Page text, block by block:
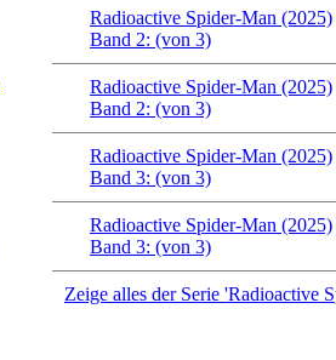
Radioactive Spider-Man (2025)
Band 2: (von 3)
Radioactive Spider-Man (2025)
Band 2: (von 3)
Radioactive Spider-Man (2025)
Band 3: (von 3)
Radioactive Spider-Man (2025)
Band 3: (von 3)
Zeige alles der Serie 'Radioactive